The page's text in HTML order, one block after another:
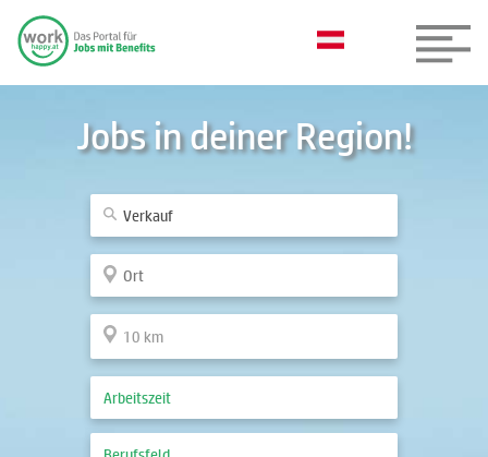
Jobs in deiner Region!